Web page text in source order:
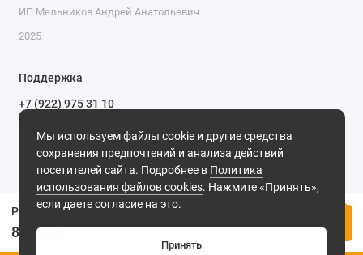
802.00р.
Мы используем файлы cookie и другие средства
сохранения предпочтений и анализа действий
посетителей сайта. Подробнее в Политика
использования файлов cookies. Нажмите «Принять»,
если даете согласие на это.
Принять
ИП Мельников Андрей Анатольевич
2025
Поддержка
+7 (922) 975 31 10
+7 (909) 144 34 47
пн-пт с 9-00 до 18-00 часов,
сб с 10-00 до 15-00 часов,
вс выходной
(MSK, UTC+3)